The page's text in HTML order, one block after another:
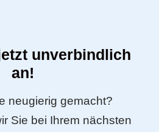
unverbindlich
an!
neugierig gemacht?
Sie bei Ihrem nächsten